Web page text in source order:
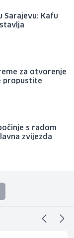
Sarajevu: Kafu
za otvorenje
propustite
s radom
zvijezda